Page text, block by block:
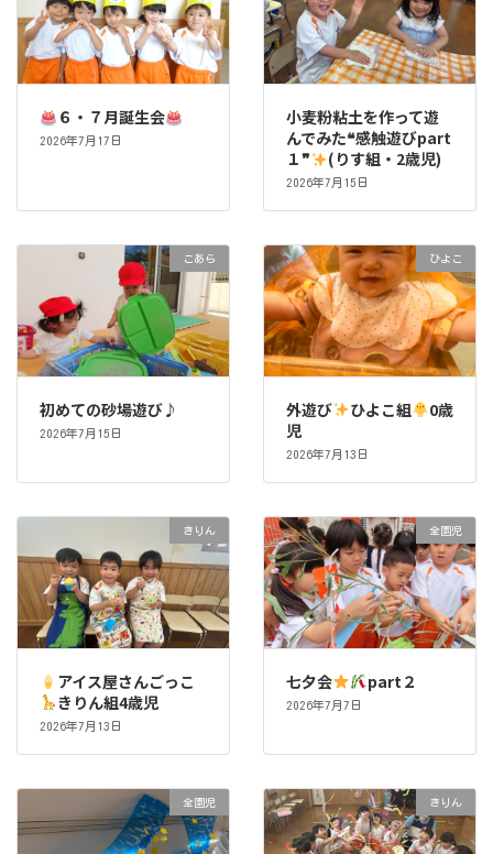
６・７月誕生会
2026年7月17日
小麦粉粘土を作って遊
んでみた❝感触遊びpart
１❞
(りす組・2歳児)
2026年7月15日
こあら
初めての砂場遊び♪
2026年7月15日
ひよこ
外遊び ひよこ組
0歳
児
2026年7月13日
きりん
アイス屋さんごっこ
きりん組4歳児
2026年7月13日
全園児
七夕会 part２
2026年7月7日
全園児 きりん